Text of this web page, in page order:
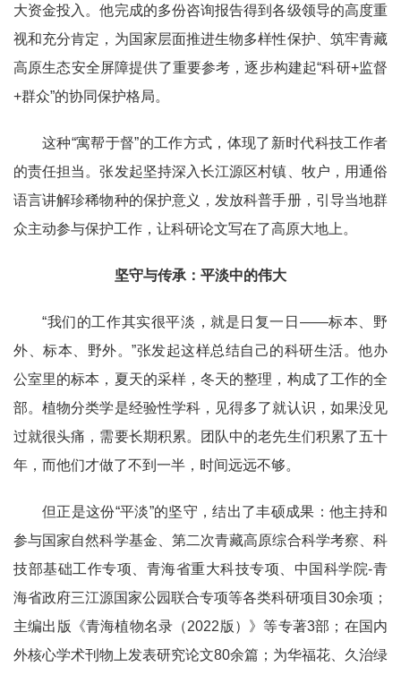
大资金投入。他完成的多份咨询报告得到各级领导的高度重
视和充分肯定，为国家层面推进生物多样性保护、筑牢青藏
高原生态安全屏障提供了重要参考，逐步构建起“科研+监督
+群众”的协同保护格局。
这种“寓帮于督”的工作方式，体现了新时代科技工作者
的责任担当。张发起坚持深入长江源区村镇、牧户，用通俗
语言讲解珍稀物种的保护意义，发放科普手册，引导当地群
众主动参与保护工作，让科研论文写在了高原大地上。
坚守与传承：平淡中的伟大
“我们的工作其实很平淡，就是日复一日——标本、野
外、标本、野外。”张发起这样总结自己的科研生活。他办
公室里的标本，夏天的采样，冬天的整理，构成了工作的全
部。植物分类学是经验性学科，见得多了就认识，如果没见
过就很头痛，需要长期积累。团队中的老先生们积累了五十
年，而他们才做了不到一半，时间远远不够。
但正是这份“平淡”的坚守，结出了丰硕成果：他主持和
参与国家自然科学基金、第二次青藏高原综合科学考察、科
技部基础工作专项、青海省重大科技专项、中国科学院-青
海省政府三江源国家公园联合专项等各类科研项目30余项；
主编出版《青海植物名录（2022版）》等专著3部；在国内
外核心学术刊物上发表研究论文80余篇；为华福花、久治绿